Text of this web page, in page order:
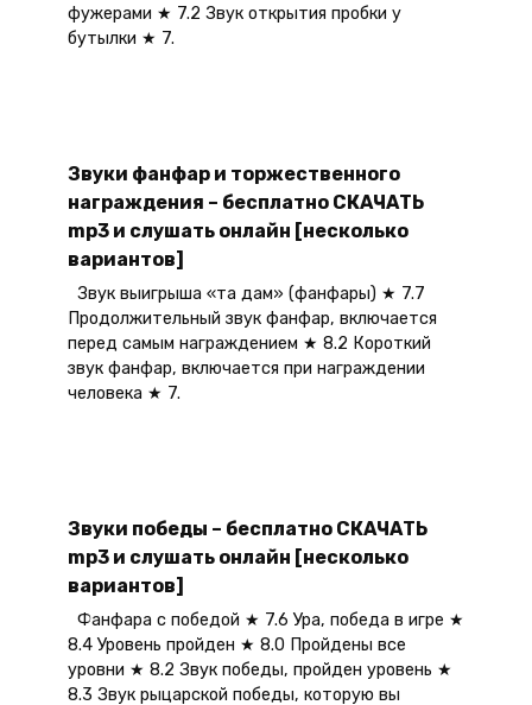
фужерами ★ 7.2 Звук открытия пробки у
бутылки ★ 7.
Звуки фанфар и торжественного
награждения – бесплатно СКАЧАТЬ
mp3 и слушать онлайн [несколько
вариантов]
Звук выигрыша «та дам» (фанфары) ★ 7.7
Продолжительный звук фанфар, включается
перед самым награждением ★ 8.2 Короткий
звук фанфар, включается при награждении
человека ★ 7.
Звуки победы – бесплатно СКАЧАТЬ
mp3 и слушать онлайн [несколько
вариантов]
Фанфара с победой ★ 7.6 Ура, победа в игре ★
8.4 Уровень пройден ★ 8.0 Пройдены все
уровни ★ 8.2 Звук победы, пройден уровень ★
8.3 Звук рыцарской победы, которую вы